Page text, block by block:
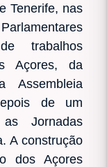
Tenerife, nas
trabalhos
Açores, da
de um
Jornadas
A construção
dos Açores